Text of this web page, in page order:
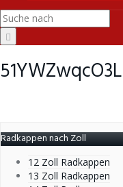
51YWZwqcO3L
Radkappen nach Zoll
12 Zoll Radkappen
13 Zoll Radkappen